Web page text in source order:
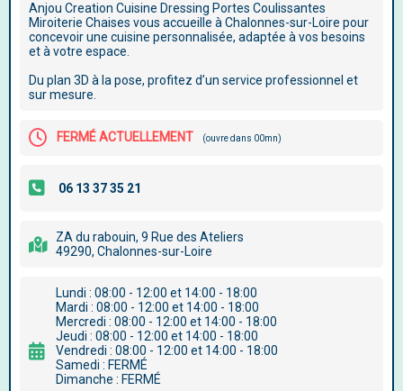
Anjou Creation Cuisine Dressing Portes Coulissantes
Miroiterie Chaises vous accueille à Chalonnes-sur-Loire pour
concevoir une cuisine personnalisée, adaptée à vos besoins
et à votre espace.
Du plan 3D à la pose, profitez d’un service professionnel et
sur mesure.
FERMÉ ACTUELLEMENT (ouvre dans 00mn)
ZA du rabouin, 9 Rue des Ateliers
49290, Chalonnes-sur-Loire
Lundi : 08:00 - 12:00 et 14:00 - 18:00
Mardi : 08:00 - 12:00 et 14:00 - 18:00
Mercredi : 08:00 - 12:00 et 14:00 - 18:00
Jeudi : 08:00 - 12:00 et 14:00 - 18:00
Vendredi : 08:00 - 12:00 et 14:00 - 18:00
Samedi : FERMÉ
Dimanche : FERMÉ